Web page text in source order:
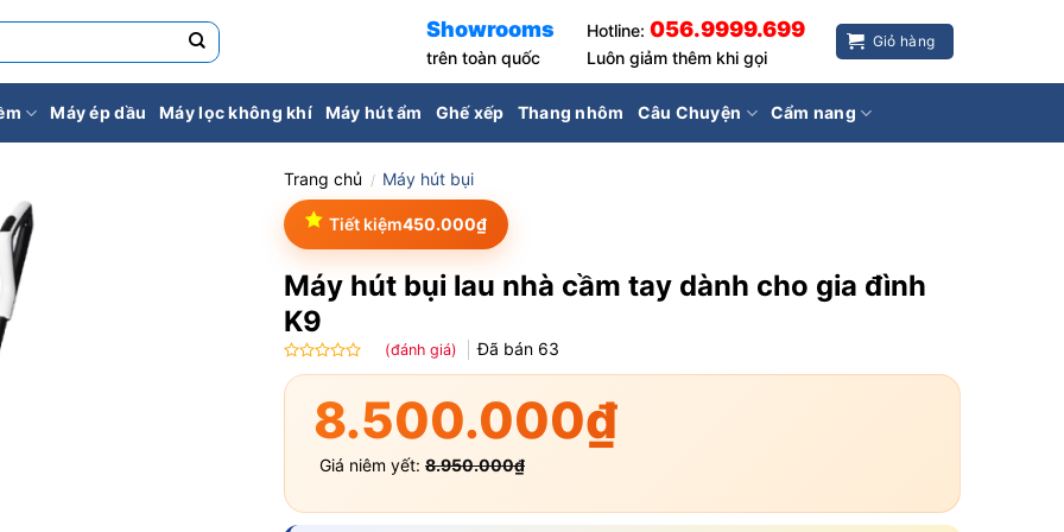
Showrooms
trên toàn quốc
Hotline:056.9999.699
Luôn giảm thêm khi gọi
Giỏ hàng
Máy ép dầu Máy lọc không khí Máy hút ẩm Ghế xếp Thang nhôm Câu Chuyện Cẩm nang
Trang chủ / Máy hút bụi
Tiết kiệm450.000₫
Máy hút bụi lau nhà cầm tay dành cho gia đình
K9
Được
xếp
hạng
(đánh giá) Đã bán 63
8.500.000₫
Giá niêm yết: 8.950.000₫